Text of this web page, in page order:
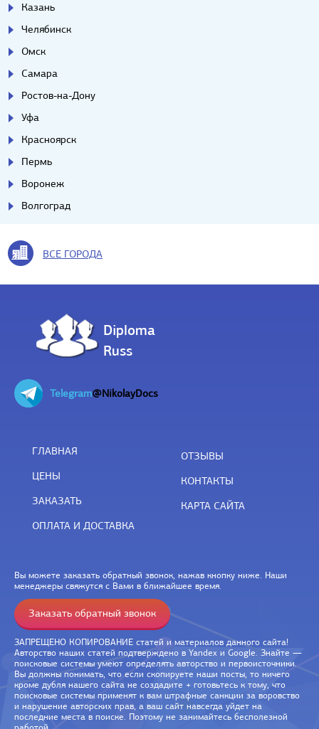
Казань
Челябинск
Омск
Самара
Ростов-на-Дону
Уфа
Красноярск
Пермь
Воронеж
Волгоград
ВСЕ ГОРОДА
Diploma
Russ
Telegram@NikolayDocs
ГЛАВНАЯ
ЦЕНЫ
ЗАКАЗАТЬ
ОПЛАТА И ДОСТАВКА
ОТЗЫВЫ
КОНТАКТЫ
КАРТА САЙТА
Вы можете заказать обратный звонок, нажав кнопку ниже. Наши
менеджеры свяжутся с Вами в ближайшее время.
Заказать обратный звонок
ЗАПРЕЩЕНО КОПИРОВАНИЕ статей и материалов данного сайта!
Авторство наших статей подтверждено в Yandex и Google. Знайте —
поисковые системы умеют определять авторство и первоисточники.
Вы должны понимать, что если скопируете наши посты, то ничего
кроме дубля нашего сайта не создадите + готовьтесь к тому, что
поисковые системы применят к вам штрафные санкции за воровство
и нарушение авторских прав, а ваш сайт навсегда уйдет на
последние места в поиске. Поэтому не занимайтесь бесполезной